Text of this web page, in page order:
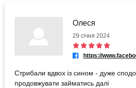
Олеся
29 січня 2024
Стрибали вдвох із сином - дуже
продовжувати займатись далі